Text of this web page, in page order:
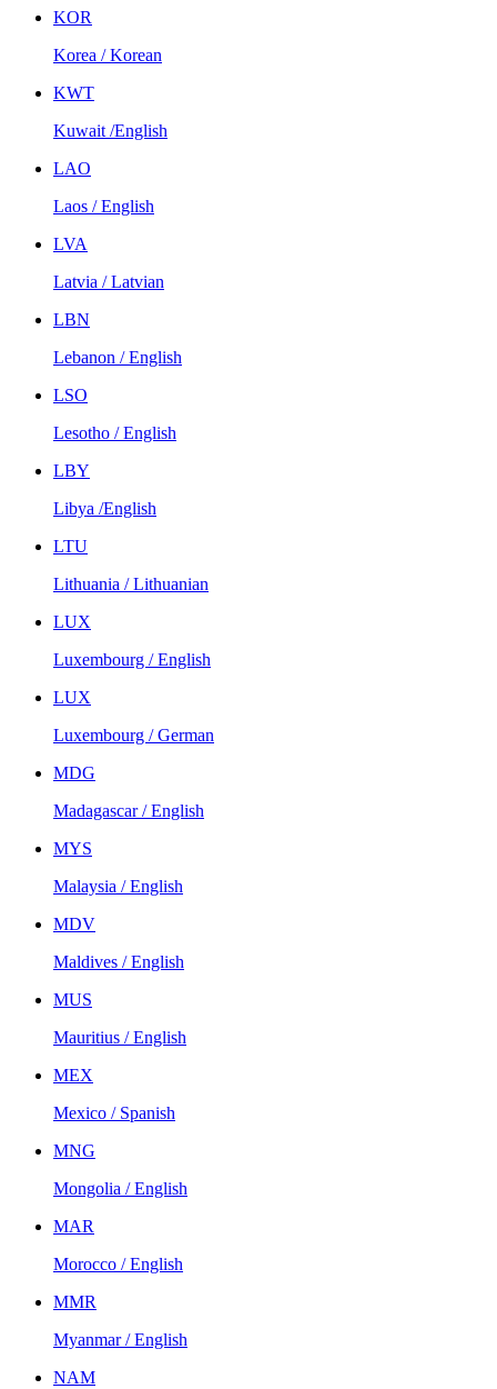
KOR
Korea / Korean
KWT
Kuwait /English
LAO
Laos / English
LVA
Latvia / Latvian
LBN
Lebanon / English
LSO
Lesotho / English
LBY
Libya /English
LTU
Lithuania / Lithuanian
LUX
Luxembourg / English
LUX
Luxembourg / German
MDG
Madagascar / English
MYS
Malaysia / English
MDV
Maldives / English
MUS
Mauritius / English
MEX
Mexico / Spanish
MNG
Mongolia / English
MAR
Morocco / English
MMR
Myanmar / English
NAM